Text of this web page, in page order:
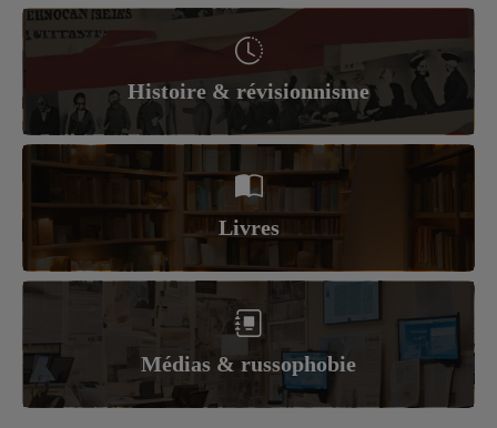
Histoire & révisionnisme
Livres
Médias & russophobie